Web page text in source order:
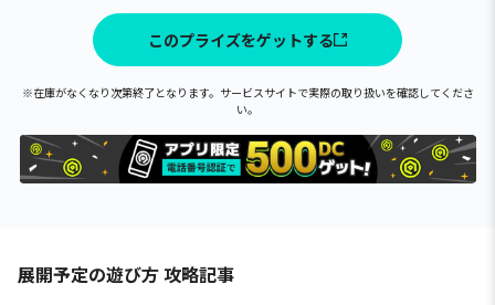
このプライズをゲットする
※在庫がなくなり次第終了となります。サービスサイトで実際の取り扱いを確認してくださ
い。
展開予定の遊び方 攻略記事